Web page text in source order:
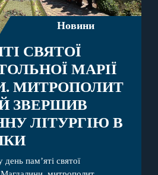
Новини
СВЯТОЇ
МАРІЇ
МИТРОПОЛИТ
ЗВЕРШИВ
ЛІТУРГІЮ В
пам’яті святої